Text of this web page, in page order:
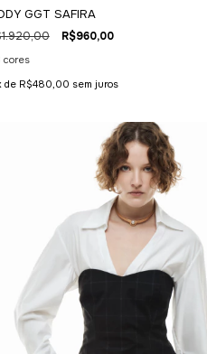
GGT SAFIRA
R$960,00
cores
de R$480,00 sem juros